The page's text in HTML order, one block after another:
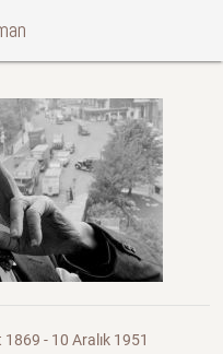
- 10 Aralık 1951